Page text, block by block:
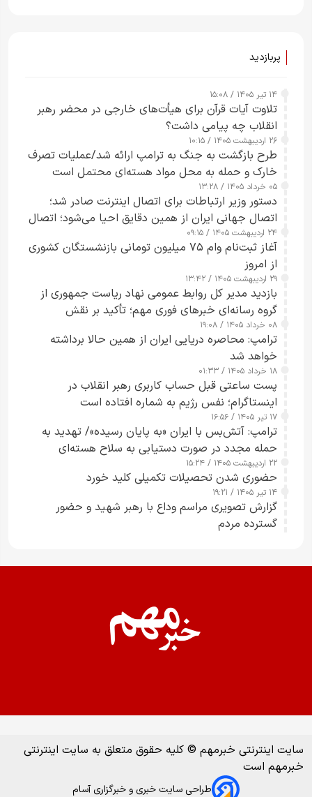
پربازدید
۱۴ تیر ۱۴۰۵ / ۱۵:۰۸
تلاوت آیات قرآن برای هیأت‌های خارجی در محضر رهبر
انقلاب چه پیامی داشت؟
۲۶ اردیبهشت ۱۴۰۵ / ۱۰:۱۵
طرح‌ بازگشت به جنگ به ترامپ ارائه شد/عملیات تصرف
خارک و حمله به محل مواد هسته‌ای محتمل است
۰۵ خرداد ۱۴۰۵ / ۱۳:۲۸
دستور وزیر ارتباطات برای اتصال اینترنت صادر شد؛
اتصال جهانی ایران از همین دقایق احیا می‌شود؛ اتصال
کامل مردم تا ۲۴ ساعت آینده
۲۴ اردیبهشت ۱۴۰۵ / ۰۹:۱۵
آغاز ثبت‌نام وام ۷۵ میلیون تومانی بازنشستگان کشوری
از امروز
۲۹ اردیبهشت ۱۴۰۵ / ۱۳:۴۲
بازدید مدیر کل روابط عمومی نهاد ریاست جمهوری از
گروه رسانه‌ای خبرهای فوری مهم؛ تأکید بر نقش
رسانه‌های هوشمند و مسئول در ارتقای آگاهی عمومی
۰۸ خرداد ۱۴۰۵ / ۱۹:۰۸
ترامپ: محاصره دریایی ایران از همین حالا برداشته
خواهد شد
۱۸ خرداد ۱۴۰۵ / ۰۱:۳۳
پست ساعتی قبل حساب کاربری رهبر انقلاب در
اینستاگرام؛ نفس رژیم به شماره افتاده است​
۱۷ تیر ۱۴۰۵ / ۱۶:۵۶
ترامپ: آتش‌بس با ایران «به پایان رسیده»/ تهدید به
حمله مجدد در صورت دستیابی به سلاح هسته‌ای
۲۲ اردیبهشت ۱۴۰۵ / ۱۵:۲۴
حضوری شدن تحصیلات تکمیلی کلید خورد
۱۴ تیر ۱۴۰۵ / ۱۹:۲۱
گزارش تصویری مراسم وداع با رهبر شهید و حضور
گسترده مردم
سایت اینترنتی خبرمهم © کلیه حقوق متعلق به سایت اینترنتی
خبرمهم است
طراحی سایت خبری و خبرگزاری آسام